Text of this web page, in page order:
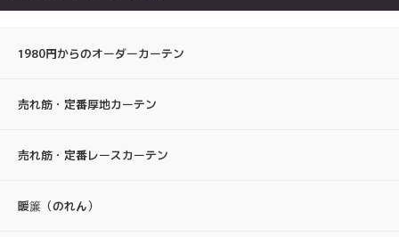
1980円からのオーダーカーテン
売れ筋・定番厚地カーテン
売れ筋・定番レースカーテン
暖簾（のれん）